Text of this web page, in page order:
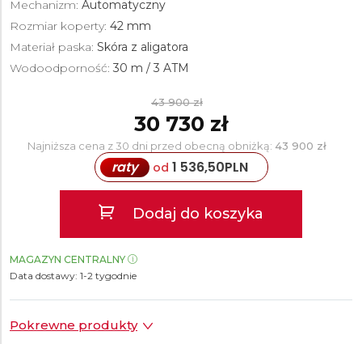
Mechanizm: Automatyczny
Rozmiar koperty: 42 mm
Materiał paska: Skóra z aligatora
Wodoodporność: 30 m / 3 ATM
43 900 zł
30 730 zł
Najniższa cena z 30 dni przed obecną obniżką: 43 900 zł
raty od 1 536,50PLN
Dodaj do koszyka
MAGAZYN CENTRALNY
Data dostawy: 1-2 tygodnie
Pokrewne produkty